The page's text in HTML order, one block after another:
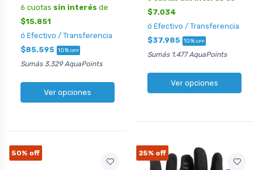
6 cuotas sin interés de
$15.851
ó Efectivo / Transferencia
$85.595 10% OFF
Sumás 3.329 AquaPoints
Ver opciones
$7.034
ó Efectivo / Transferencia
$37.985 10% OFF
Sumás 1.477 AquaPoints
Ver opciones
50% off 25% off